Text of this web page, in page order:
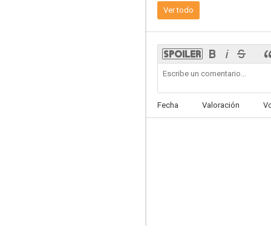
Shingo's Original Challenge: Conclusion
--
Ver todo
Fecha Valoración